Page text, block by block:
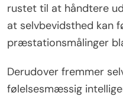
rustet til at håndtere
at selvbevidsthed kan
præstationsmålinger
Derudover fremmer
følelsesmæssig